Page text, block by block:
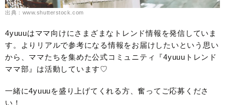
出典：www.shutterstock.com
4yuuuはママ向けにさまざまなトレンド情報を発信していま
す。よりリアルで参考になる情報をお届けしたいという思い
から、ママたちを集めた公式コミュニティ『4yuuuトレンド
ママ部』は活動しています♡
一緒に4yuuuを盛り上げてくれる方、奮ってご応募くださ
い！